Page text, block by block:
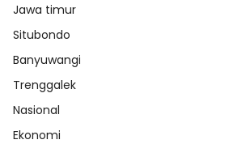
Jawa timur
Situbondo
Banyuwangi
Trenggalek
Nasional
Ekonomi